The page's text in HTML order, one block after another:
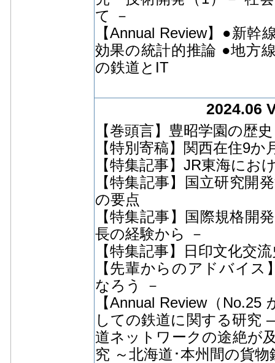
て －
【Annual Review】●新
効果の統計的推論 ●地方
の鉄道とIT
2024.06
【巻頭言】豊昭学園の歴
【特別寄稿】関西在住9
【特集記事】JR東海にお
【特集記事】国立研究
の要点
【特集記事】国際規格開
長の経験から －
【特集記事】日印文化交
【先輩からのアドバイ
なろう －
【Annual Review（
しての鉄道に関する研
道ネットワークの途絶が
究 ～北海道･本州間の貨